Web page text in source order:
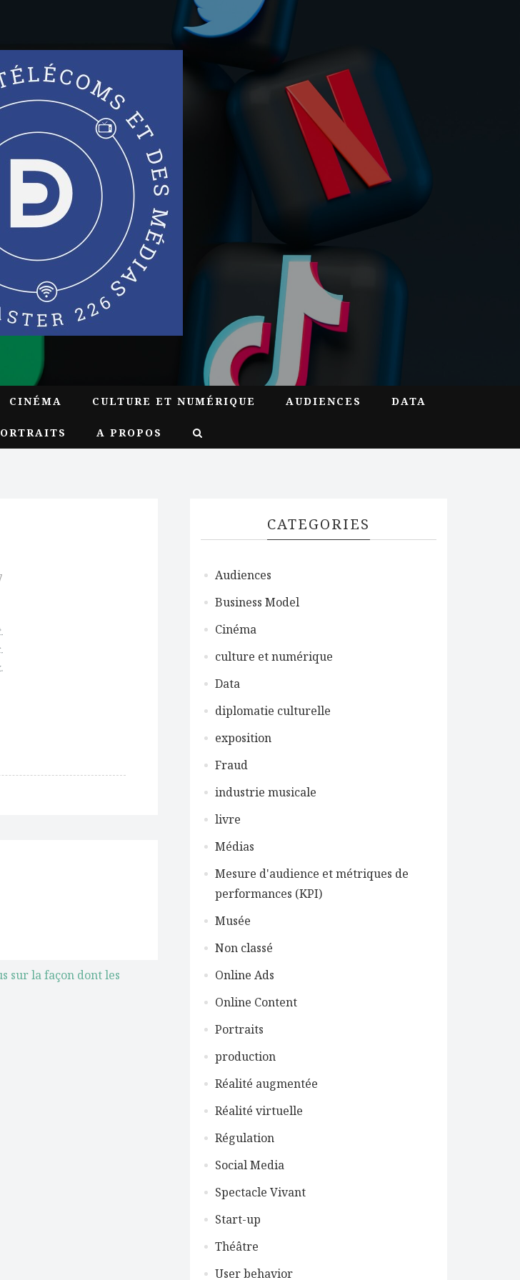
CINÉMA CULTURE ET NUMÉRIQUE AUDIENCES DATA
A PROPOS
sur la façon dont les
CATEGORIES
Audiences
Business Model
Cinéma
culture et numérique
Data
diplomatie culturelle
exposition
Fraud
industrie musicale
livre
Médias
Mesure d'audience et métriques de
performances (KPI)
Musée
Non classé
Online Ads
Online Content
Portraits
production
Réalité augmentée
Réalité virtuelle
Régulation
Social Media
Spectacle Vivant
Start-up
Théâtre
User behavior